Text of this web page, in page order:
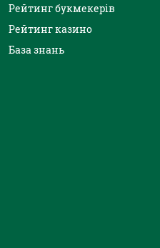
Рейтинг букмекерів
Рейтинг казино
База знань